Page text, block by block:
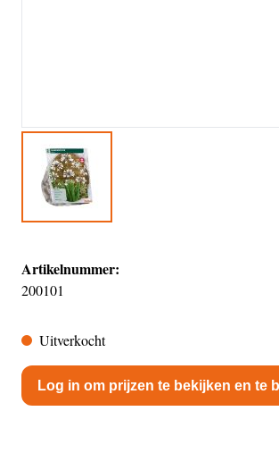
Artikelnummer:
200101
Uitverkocht
Log in om prijzen te bekijken en te